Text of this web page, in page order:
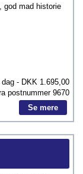
god mad historie
dag - DKK 1.695,00
postnummer 9670
Se mere